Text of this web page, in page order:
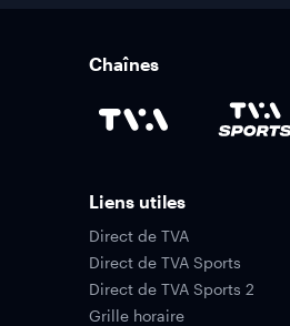
Chaînes
Liens utiles
Direct de TVA
Direct de TVA Sports
Direct de TVA Sports 2
Grille horaire